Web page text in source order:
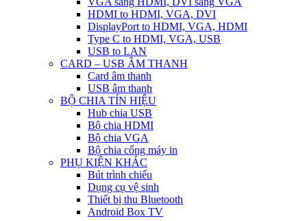
HDMI to HDMI, VGA, DVI
DisplayPort to HDMI, VGA, HDMI
Type C to HDMI, VGA, USB
USB to LAN
CARD – USB ÂM THANH
Card âm thanh
USB âm thanh
BỘ CHIA TÍN HIỆU
Hub chia USB
Bộ chia HDMI
Bộ chia VGA
Bộ chia cổng máy in
PHỤ KIỆN KHÁC
Bút trình chiếu
Dụng cụ vệ sinh
Thiết bị thu Bluetooth
Android Box TV